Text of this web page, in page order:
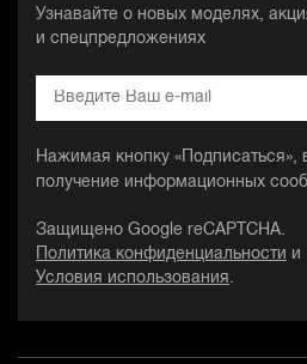
Узнавайте о новых моделях,
и спецпредложениях
Нажимая кнопку «Подписаться»,
получение информационных
Защищено Google reCAPTCHA.
Политика конфиденциальности
и
Условия использования .